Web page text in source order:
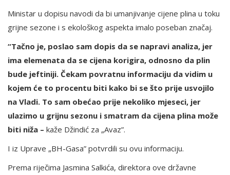
Ministar u dopisu navodi da bi umanjivanje cijene plina u toku
grijne sezone i s ekološkog aspekta imalo poseban značaj.
“Tačno je, poslao sam dopis da se napravi analiza, jer
ima elemenata da se cijena korigira, odnosno da plin
bude jeftiniji. Čekam povratnu informaciju da vidim u
kojem će to procentu biti kako bi se što prije usvojilo
na Vladi. To sam obećao prije nekoliko mjeseci, jer
ulazimo u grijnu sezonu i smatram da cijena plina može
biti niža – kaže Džindić za „Avaz”.
I iz Uprave „BH-Gasa” potvrdili su ovu informaciju.
Prema riječima Jasmina Salkića, direktora ove državne